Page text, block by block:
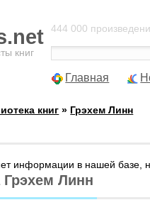
книг
444 000
Главная
книг » Грэхем Линн
информации в нашей базе,
Грэхем Линн